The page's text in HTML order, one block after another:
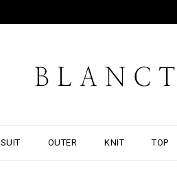
SUIT OUTER KNIT TOP